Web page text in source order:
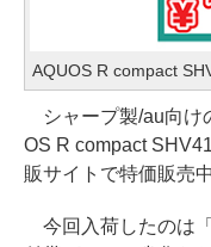
AQUOS R compact
シャープ製/au向け
OS R compact
販サイトで特価販売
今回入荷したのは